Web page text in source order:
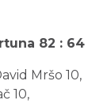
82 : 64
Mršo 10,
10,